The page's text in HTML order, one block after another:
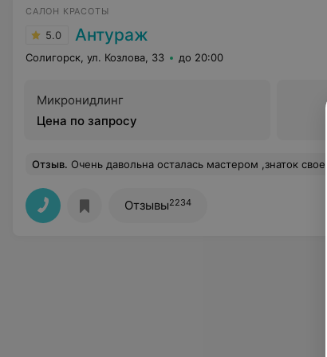
САЛОН КРАСОТЫ
5.0 Антураж
Солигорск, ул. Козлова, 33 до 20:00
Микронидлинг
Цена по запросу
Отзыв. Очень давольна осталась мастером ,знаток своего
Отзывы2234